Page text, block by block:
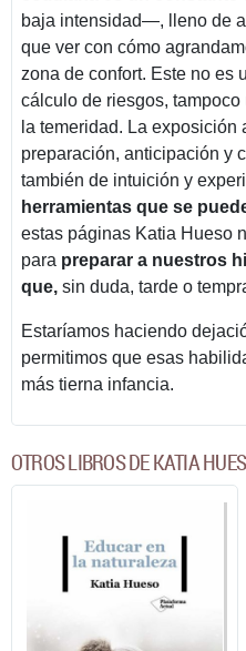
baja intensidad—, lleno de
que ver con cómo
zona de confort. Este no es
cálculo de riesgos,
la temeridad. La exposición
preparación, anticipación y
también de intuición y
herramientas que se
estas páginas Katia Hueso
para preparar a nuestros
que, sin duda, tarde o
Estaríamos haciendo
permitimos que esas
más tierna infancia.
OTROS LIBROS DE KATIA